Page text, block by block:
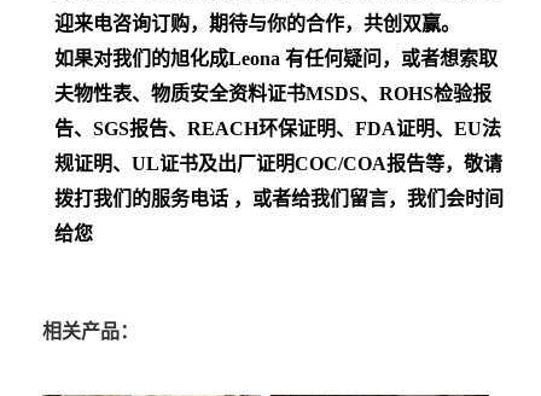
迎来电咨询订购，期待与你的合作，共创双赢。
如果对我们的旭化成Leona 有任何疑问，或者想索取
夫物性表、物质安全资料证书MSDS、ROHS检验报
告、SGS报告、REACH环保证明、FDA证明、EU法
规证明、UL证书及出厂证明COC/COA报告等，敬请
拨打我们的服务电话 ，或者给我们留言，我们会时间
给您
相关产品：